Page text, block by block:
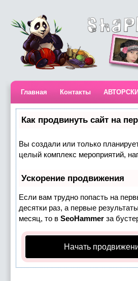
Главная Контакты
Как продвинуть сайт на
Вы создали или только
целый комплекс мероприятий,
Ускорение продвижения
Если вам трудно попасть на
десятки раз, а первые
месяц, то в SeoHammer за
Начать